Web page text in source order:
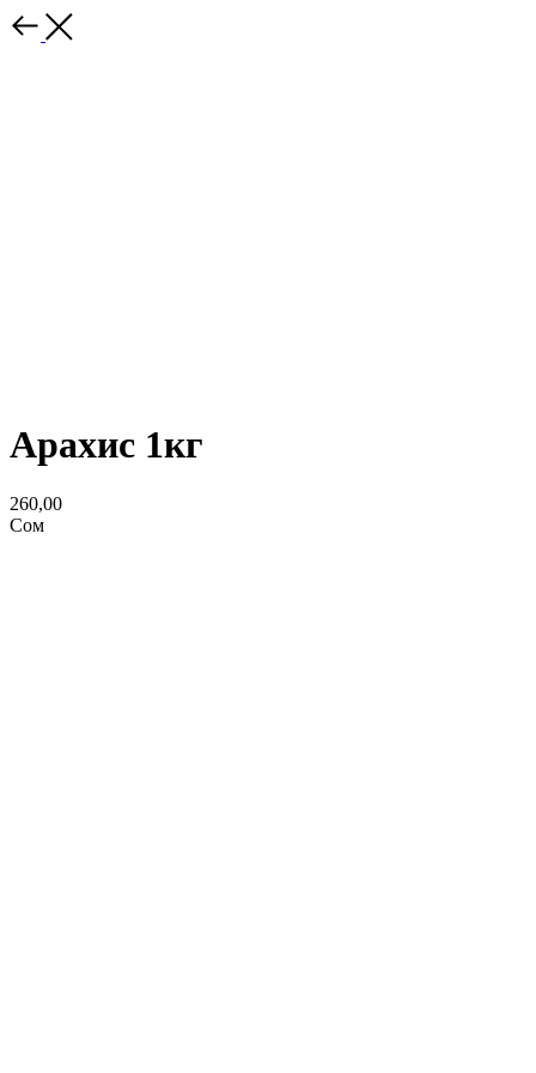
Арахис 1кг
260,00
Сом